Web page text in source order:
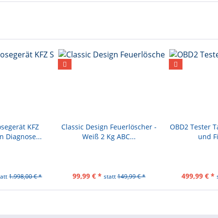
der Leerlaufdrehzahl
das abhängig davon ein optimales Öllebensdauer-
Öffnen und Schließen von Bremsbelägen und Einstellen
KFZ
Diagnose...
1.998,00 € *
Classic Design Feuerlöscher -
Weiß 2 Kg ABC...
99,99 € * statt149,99 € *
OBD2 Tester
und
499,99 € *